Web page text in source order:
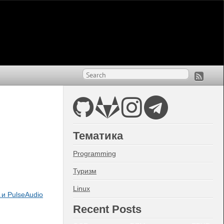
PulseAudio
Тематика
Programming
Туризм
Linux
Recent Posts